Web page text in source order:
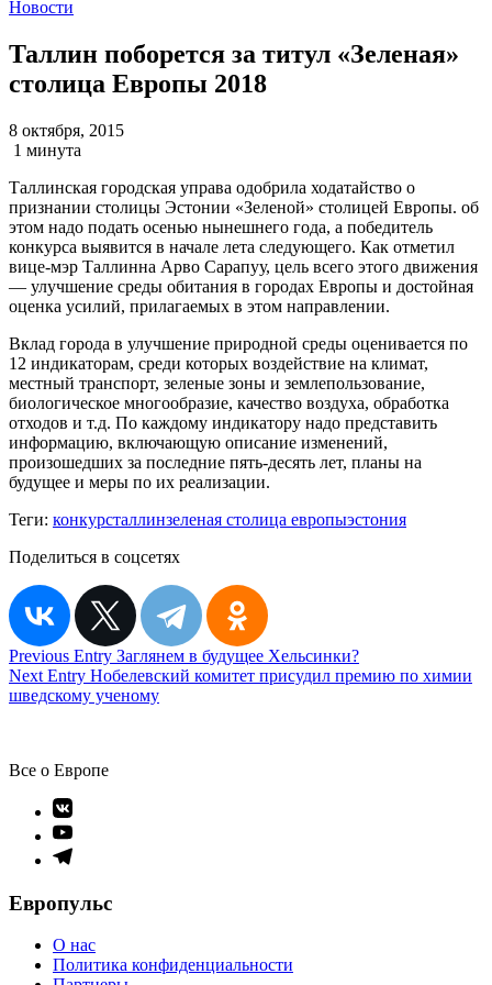
Новости
Таллин поборется за титул «Зеленая»
столица Европы 2018
8 октября, 2015
1 минута
Таллинская городская управа одобрила ходатайство о
признании столицы Эстонии «Зеленой» столицей Европы. об
этом надо подать осенью нынешнего года, а победитель
конкурса выявится в начале лета следующего. Как отметил
вице-мэр Таллинна Арво Сарапуу, цель всего этого движения
— улучшение среды обитания в городах Европы и достойная
оценка усилий, прилагаемых в этом направлении.
Вклад города в улучшение природной среды оценивается по
12 индикаторам, среди которых воздействие на климат,
местный транспорт, зеленые зоны и землепользование,
биологическое многообразие, качество воздуха, обработка
отходов и т.д. По каждому индикатору надо представить
информацию, включающую описание изменений,
произошедших за последние пять-десять лет, планы на
будущее и меры по их реализации.
Теги: конкурсталлинзеленая столица европыэстония
Поделиться в соцсетях
Навигация
по
Previous Entry Заглянем в будущее Хельсинки?
Next Entry Нобелевский комитет присудил премию по химии
шведскому ученому
Все о Европе
Элемент
меню
Элемент
меню
Элемент
Европульс
О нас
Политика конфиденциальности